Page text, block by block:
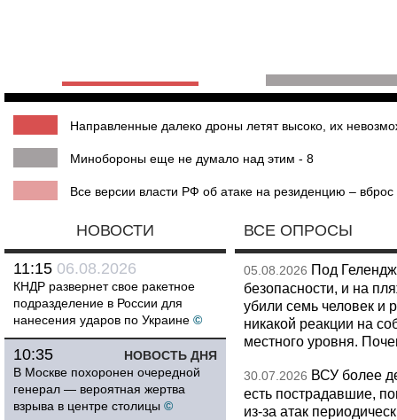
Направленные далеко дроны летят высоко, их
Минобороны еще не думало над этим - 8
Все версии власти РФ об атаке на резиденцию – вброс
НОВОСТИ
11:15 06.08.2026
КНДР развернет свое ракетное
подразделение в России для
нанесения ударов по Украине ©
НОВОСТЬ ДНЯ
10:35
В Москве похоронен очередной
генерал — вероятная жертва
взрыва в центре столицы ©
ВСЕ ОПРОСЫ
05.08.2026 Под
безопасности, и на
убили семь человек и
никакой реакции на
местного уровня.
30.07.2026 ВСУ более
есть пострадавшие,
из-за атак